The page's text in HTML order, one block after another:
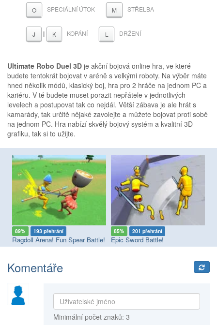
O SPECIÁLNÍ ÚTOK M STŘELBA
J || K KOPÁNÍ L DRŽENÍ
Ultimate Robo Duel 3D je akční bojová online hra, ve které
budete tentokrát bojovat v aréně s velkými roboty. Na výběr máte
hned několik módů, klasický boj, hra pro 2 hráče na jednom PC a
kariéru. V té budete muset porazit nepřátele v jednotlivých
levelech a postupovat tak co nejdál. Větší zábava je ale hrát s
kamarády, tak určitě nějaké zavolejte a můžete bojovat proti sobě
na jednom PC. Hra nabízí skvělý bojový systém a kvalitní 3D
grafiku, tak si to užijte.
89% 193 přehrání
Ragdoll Arena! Fun Spear Battle!
85% 201 přehrání
Epic Sword Battle!
Komentáře
Minimální počet znaků: 3